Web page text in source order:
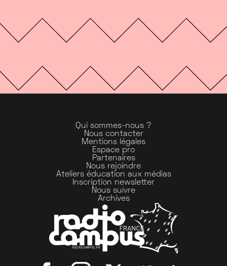
Qui sommes-nous ?
Nous contacter
Mentions légales
Espace pro
Partenaires
Nous rejoindre
Ateliers éducation aux médias
Inscription newsletter
Nous suivre
Archives